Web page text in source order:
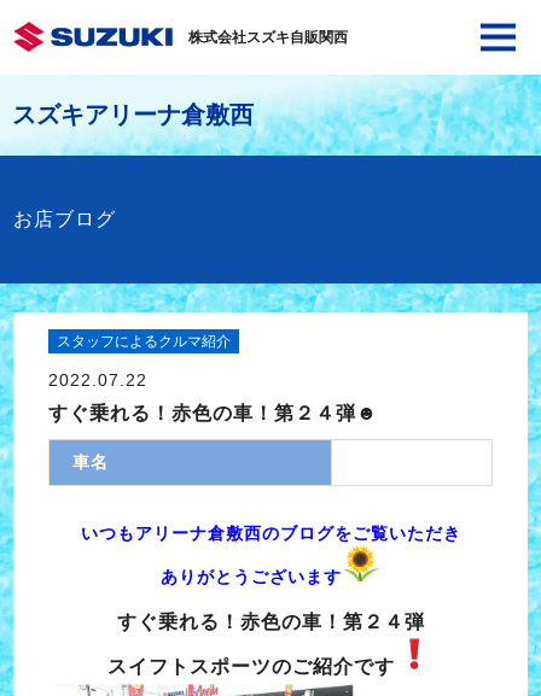
株式会社スズキ自販関西
スズキアリーナ倉敷西
お店ブログ
スタッフによるクルマ紹介
2022.07.22
すぐ乗れる！赤色の車！第２４弾☻
車名
いつもアリーナ倉敷西のブログをご覧いただき
ありがとうございます
すぐ乗れる！赤色の車！第２４弾
スイフトスポーツのご紹介です